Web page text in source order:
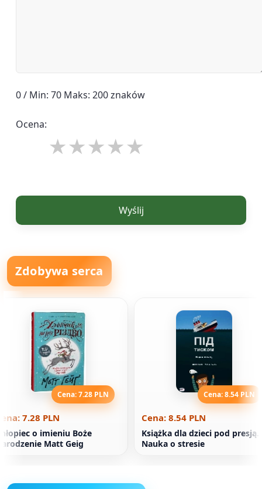
0 / Min: 70 Maks: 200 znaków
Ocena:
Wyślij
Zdobywa serca
Cena: 7.28 PLN
7.28 PLN
o imieniu Boże
Matt Geig
Cena: 8.54 PLN
Cena: 8.54 PLN
Książka dla dzieci pod presją.
Nauka o stresie